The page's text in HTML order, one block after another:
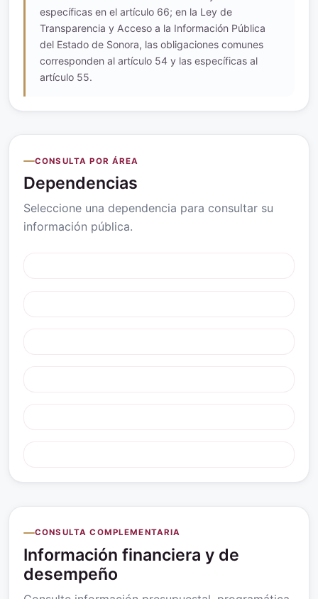
específicas en el artículo 66; en la Ley de
Transparencia y Acceso a la Información Pública
del Estado de Sonora, las obligaciones comunes
corresponden al artículo 54 y las específicas al
artículo 55.
CONSULTA POR ÁREA
Dependencias
Seleccione una dependencia para consultar su
información pública.
CONSULTA COMPLEMENTARIA
Información financiera y de
desempeño